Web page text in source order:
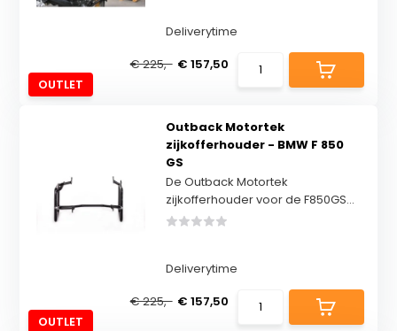
OUTLET
Deliverytime
€ 225,- € 157,50
OUTLET
Outback Motortek
zijkofferhouder - BMW F 850
GS
De Outback Motortek
zijkofferhouder voor de F850GS...
Deliverytime
€ 225,- € 157,50